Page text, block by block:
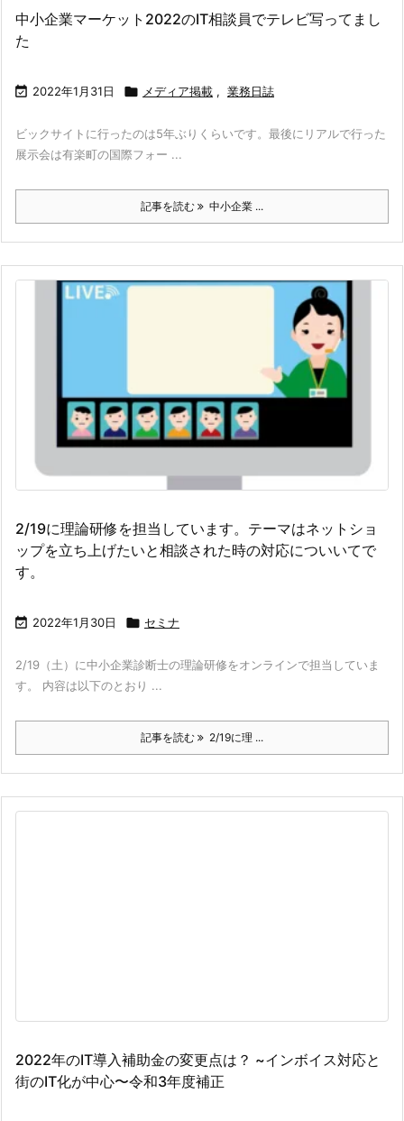
中小企業マーケット2022のIT相談員でテレビ写ってまし
た
 2022年1月31日  メディア掲載 , 業務日誌
ビックサイトに行ったのは5年ぶりくらいです。最後にリアルで行った
展示会は有楽町の国際フォー ...
記事を読む 中小企業 ...
2/19に理論研修を担当しています。テーマはネットショ
ップを立ち上げたいと相談された時の対応についいてで
す。
 2022年1月30日  セミナ
2/19（土）に中小企業診断士の理論研修をオンラインで担当していま
す。 内容は以下のとおり ...
記事を読む 2/19に理 ...
2022年のIT導入補助金の変更点は？ ~インボイス対応と
街のIT化が中心〜令和3年度補正